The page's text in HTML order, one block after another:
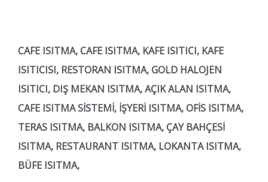
CAFE ISITMA, CAFE ISITMA, KAFE ISITICI, KAFE
ISITICISI, RESTORAN ISITMA, GOLD HALOJEN
ISITICI, DIŞ MEKAN ISITMA, AÇIK ALAN ISITMA,
CAFE ISITMA SİSTEMİ, İŞYERİ ISITMA, OFİS ISITMA,
TERAS ISITMA, BALKON ISITMA, ÇAY BAHÇESİ
ISITMA, RESTAURANT ISITMA, LOKANTA ISITMA,
BÜFE ISITMA,